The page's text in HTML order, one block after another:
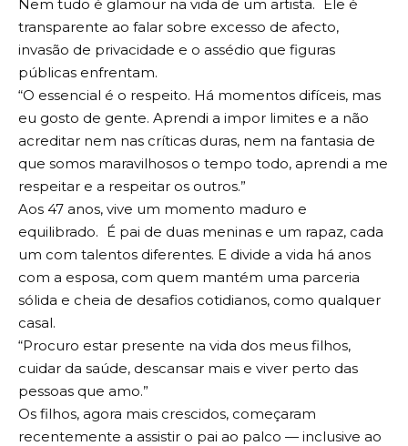
Nem tudo é glamour na vida de um artista. Ele é
transparente ao falar sobre excesso de afecto,
invasão de privacidade e o assédio que figuras
públicas enfrentam.
“O essencial é o respeito. Há momentos difíceis, mas
eu gosto de gente. Aprendi a impor limites e a não
acreditar nem nas críticas duras, nem na fantasia de
que somos maravilhosos o tempo todo, aprendi a me
respeitar e a respeitar os outros.”
Aos 47 anos, vive um momento maduro e
equilibrado. É pai de duas meninas e um rapaz, cada
um com talentos diferentes. E divide a vida há anos
com a esposa, com quem mantém uma parceria
sólida e cheia de desafios cotidianos, como qualquer
casal.
“Procuro estar presente na vida dos meus filhos,
cuidar da saúde, descansar mais e viver perto das
pessoas que amo.”
Os filhos, agora mais crescidos, começaram
recentemente a assistir o pai ao palco — inclusive ao